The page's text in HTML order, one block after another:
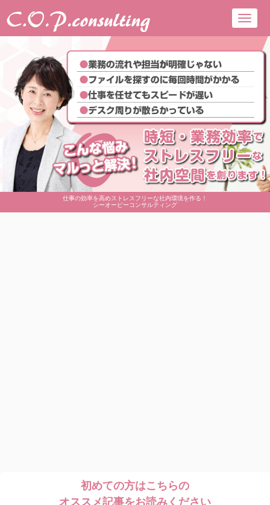
仕事の効率を高めストレスフリーな社内環境を作る！
シーオーピーコンサルティング
初めての方はこちらの
オススメ記事をお読みください